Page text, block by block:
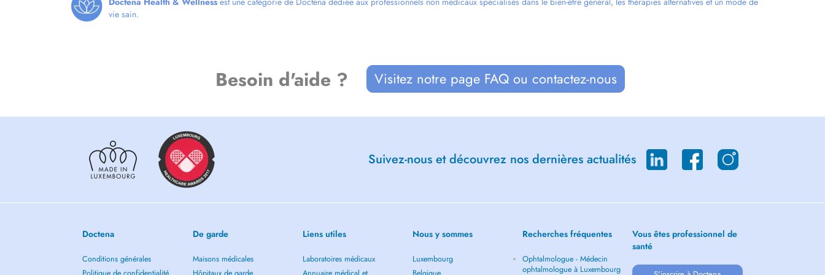
- Amélioration des relations interpersonnelles et sa communication
- Stratégies pour surmonter les obstacles
- Savoir mettre en place des objectifs
Accompagnent parental:
- Diagnostic & traitement de l'épuisement parental
- Méthode Barkley : Guidante pour parents d'enfants TDAH
Je vous accueille avec plaisir dans mon cabinet ou par visioconférence.
Vous souhaitez participer à un atelier de groupe? Vous souhaitez une séance à domicile?
Pas de problème! contactez moi
coach@laetitia-James.com
ou +352 691961525
www.laetitia-james.com
vie sain.
Besoin d'aide ? Visitez notre page FAQ ou contactez-nous
Suivez-nous et découvrez nos dernières actualités
Doctena
Conditions générales
De garde
Maisons médicales
Liens utiles
Laboratoires médicaux
Nous y sommes
Luxembourg
Recherches fréquentes
Ophtalmologue - Médecin
ophtalmologue à Luxembourg
Vous êtes professionnel de
santé